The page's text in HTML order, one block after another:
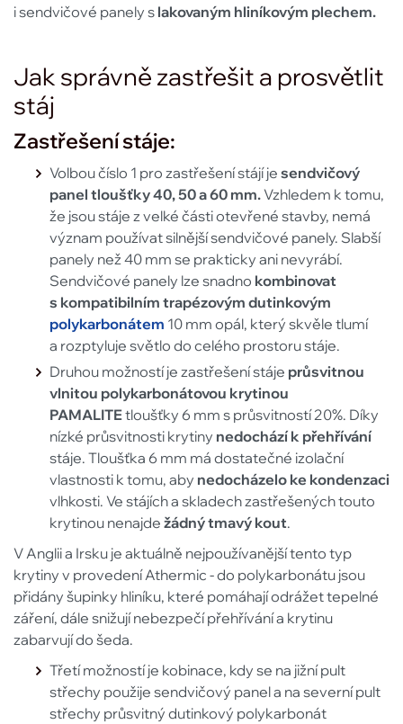
i sendvičové panely s lakovaným hliníkovým plechem.
Jak správně zastřešit a prosvětlit
stáj
Zastřešení stáje:
Volbou číslo 1 pro zastřešení stájí je sendvičový
panel tloušťky 40, 50 a 60 mm.Vzhledem k tomu,
že jsou stáje z velké části otevřené stavby, nemá
význam používat silnější sendvičové panely. Slabší
panely než 40 mm se prakticky ani nevyrábí.
Sendvičové panely lze snadno kombinovat
s kompatibilním trapézovým dutinkovým
polykarbonátem 10 mm opál, který skvěle tlumí
a rozptyluje světlo do celého prostoru stáje.
Druhou možností je zastřešení stáje průsvitnou
vlnitou polykarbonátovou krytinou
PAMALITEtloušťky 6 mm s průsvitností 20%. Díky
nízké průsvitnosti krytiny nedochází k přehřívání
stáje. Tloušťka 6 mm má dostatečné izolační
vlastnosti k tomu, aby nedocházelo ke kondenzaci
vlhkosti. Ve stájích a skladech zastřešených touto
krytinou nenajde žádný tmavý kout.
V Anglii a Irsku je aktuálně nejpoužívanější tento typ
krytiny v provedení Athermic - do polykarbonátu jsou
přidány šupinky hliníku, které pomáhají odrážet tepelné
záření, dále snižují nebezpečí přehřívání a krytinu
zabarvují do šeda.
Třetí možností je kobinace, kdy se na jižní pult
střechy použije sendvičový panel a na severní pult
střechy průsvitný dutinkový polykarbonát